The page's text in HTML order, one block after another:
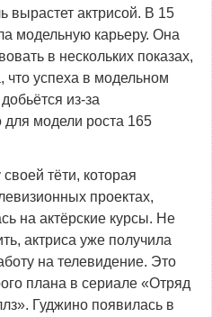
вырастет актрисой. В 15
модельную карьеру. Она
в нескольких показах,
что успеха в модельном
из-за
для модели роста 165
своей тёти, которая
проектах,
на актёрские курсы. Не
актриса уже получила
на телевидение. Это
плана в сериале «Отряд
Гуджино появилась в